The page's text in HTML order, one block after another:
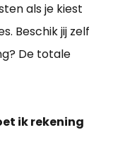
als je kiest
Beschik jij zelf
De totale
ik rekening